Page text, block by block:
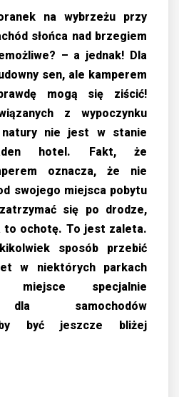
na wybrzeżu przy
słońca nad brzegiem
– a jednak! Dla
sen, ale kamperem
mogą się ziścić!
z wypoczynku
natury nie jest w stanie
hotel. Fakt, że
oznacza, że nie
swojego miejsca pobytu
się po drodze,
to ochotę. To jest zaleta.
sposób przebić
w niektórych parkach
miejsce specjalnie
dla samochodów
być jeszcze bliżej